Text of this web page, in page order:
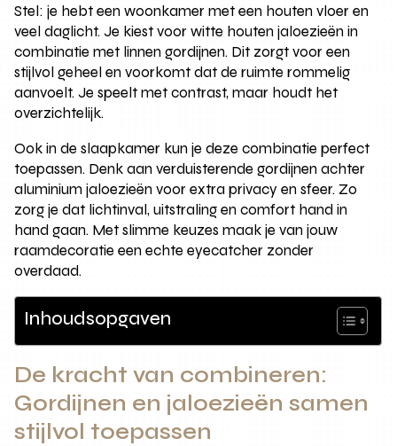
Stel: je hebt een woonkamer met een houten vloer en
veel daglicht. Je kiest voor witte houten jaloezieën in
combinatie met linnen gordijnen. Dit zorgt voor een
stijlvol geheel en voorkomt dat de ruimte rommelig
aanvoelt. Je speelt met contrast, maar houdt het
overzichtelijk.
Ook in de slaapkamer kun je deze combinatie perfect
toepassen. Denk aan verduisterende gordijnen achter
aluminium jaloezieën voor extra privacy en sfeer. Zo
zorg je dat lichtinval, uitstraling en comfort hand in
hand gaan. Met slimme keuzes maak je van jouw
raamdecoratie een echte eyecatcher zonder
overdaad.
Inhoudsopgaven
De kracht van combineren:
Gordijnen en jaloezieën samen
stijlvol toepassen